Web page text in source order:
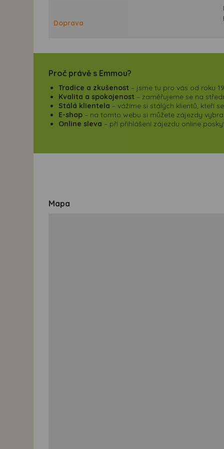
Doprava
Proč právě s Emmou?
Tradice a zkušenost – jsme tu pro vás od roku
Kvalita a spokojenost – zaměřujeme se na
Stálá klientela – vážíme si stálých klientů, kteří
E-shop – na tomto webu si můžete zájezdy
Online sleva – při přihlášení zájezdu online
Mapa